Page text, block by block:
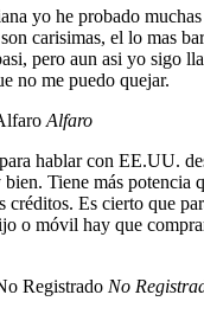
yo he probado
carisimas, el lo mas
pero aun asi yo sigo
no me puedo quejar.
Alfaro
hablar con EE.UU.
Tiene más potencia
créditos. Es cierto que
o móvil hay que
No